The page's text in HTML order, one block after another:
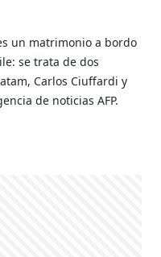
un matrimonio a bordo
se trata de dos
Carlos Ciuffardi y
de noticias AFP.